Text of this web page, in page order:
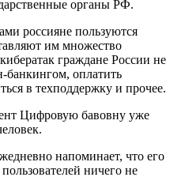
органы РФ.
россияне пользуются
им множество
граждане России не
банкингом, оплатить
в техподдержку и прочее.
Цифровую бавовну уже
напоминает, что его
ничего не